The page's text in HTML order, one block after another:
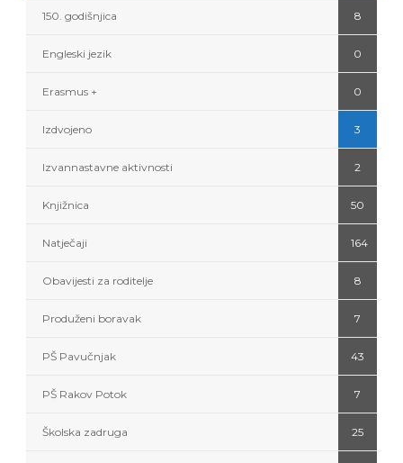
150. godišnjica 8
Engleski jezik 0
Erasmus + 0
Izdvojeno 3
Izvannastavne aktivnosti 2
Knjižnica 50
Natječaji 164
Obavijesti za roditelje 8
Produženi boravak 7
PŠ Pavučnjak 43
PŠ Rakov Potok 7
Školska zadruga 25